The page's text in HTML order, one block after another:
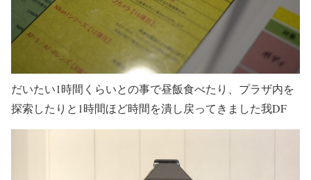
だいたい1時間くらいとの事で昼飯食べたり、プラザ内を
探索したりと1時間ほど時間を潰し戻ってきました我DF